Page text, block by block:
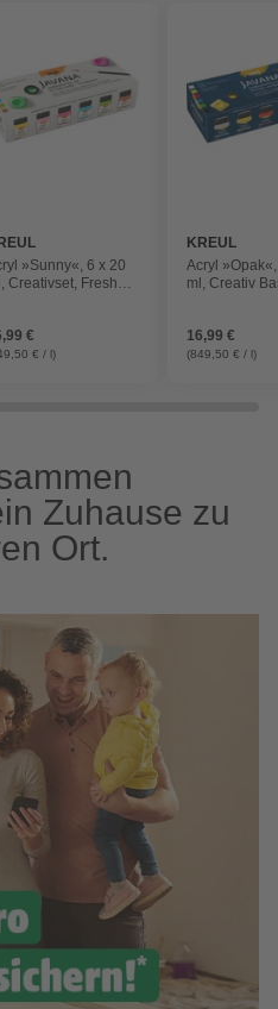
»Sunny«, 6 x 20
Creativset, Fresh
€
€ / l)
KREUL
Acryl
ml, Creativ
16,99 €
(849,50 € / l)
Zuhause zu
Ort.